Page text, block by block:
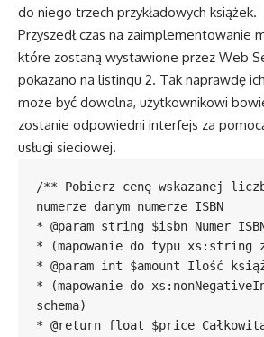
do niego trzech przykładowych książek.
Przyszedł czas na zaimplementowanie
które zostaną wystawione przez Web
pokazano na listingu 2. Tak naprawdę
może być dowolna, użytkownikowi
zostanie odpowiedni interfejs za
usługi sieciowej.
/** Pobierz cenę wskazanej
numerze danym numerze ISBN
* @param string $isbn Numer
* (mapowanie do typu xs:string z
* @param int $amount Ilość
* (mapowanie do
schema)
* @return float $price